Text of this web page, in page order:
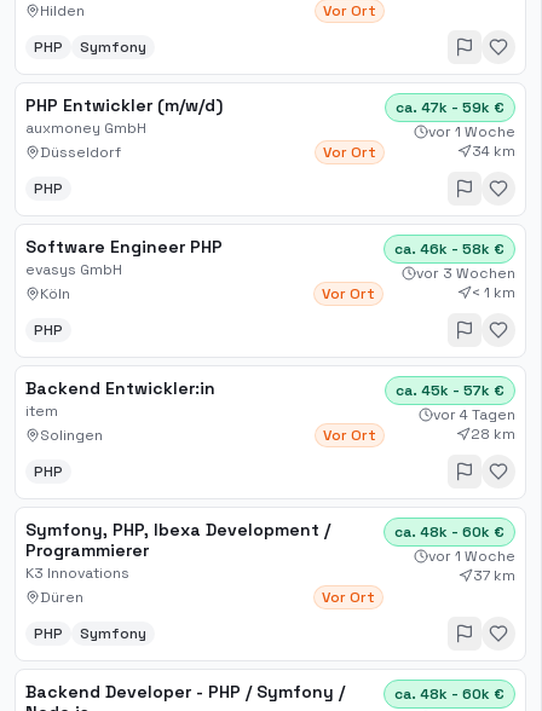
Hilden
Vor Ort
PHP Symfony
PHP Entwickler (m/w/d)
auxmoney GmbH
Düsseldorf
Vor Ort
ca. 47k - 59k €
vor 1 Woche
34 km
PHP
Software Engineer PHP
evasys GmbH
Köln
Vor Ort
ca. 46k - 58k €
vor 3 Wochen
< 1 km
PHP
Backend Entwickler:in
item
Solingen
Vor Ort
ca. 45k - 57k €
vor 4 Tagen
28 km
PHP
Symfony, PHP, Ibexa Development /
Programmierer
K3 Innovations
Düren
Vor Ort
ca. 48k - 60k €
vor 1 Woche
37 km
PHP Symfony
Backend Developer - PHP / Symfony /
ca. 48k - 60k €